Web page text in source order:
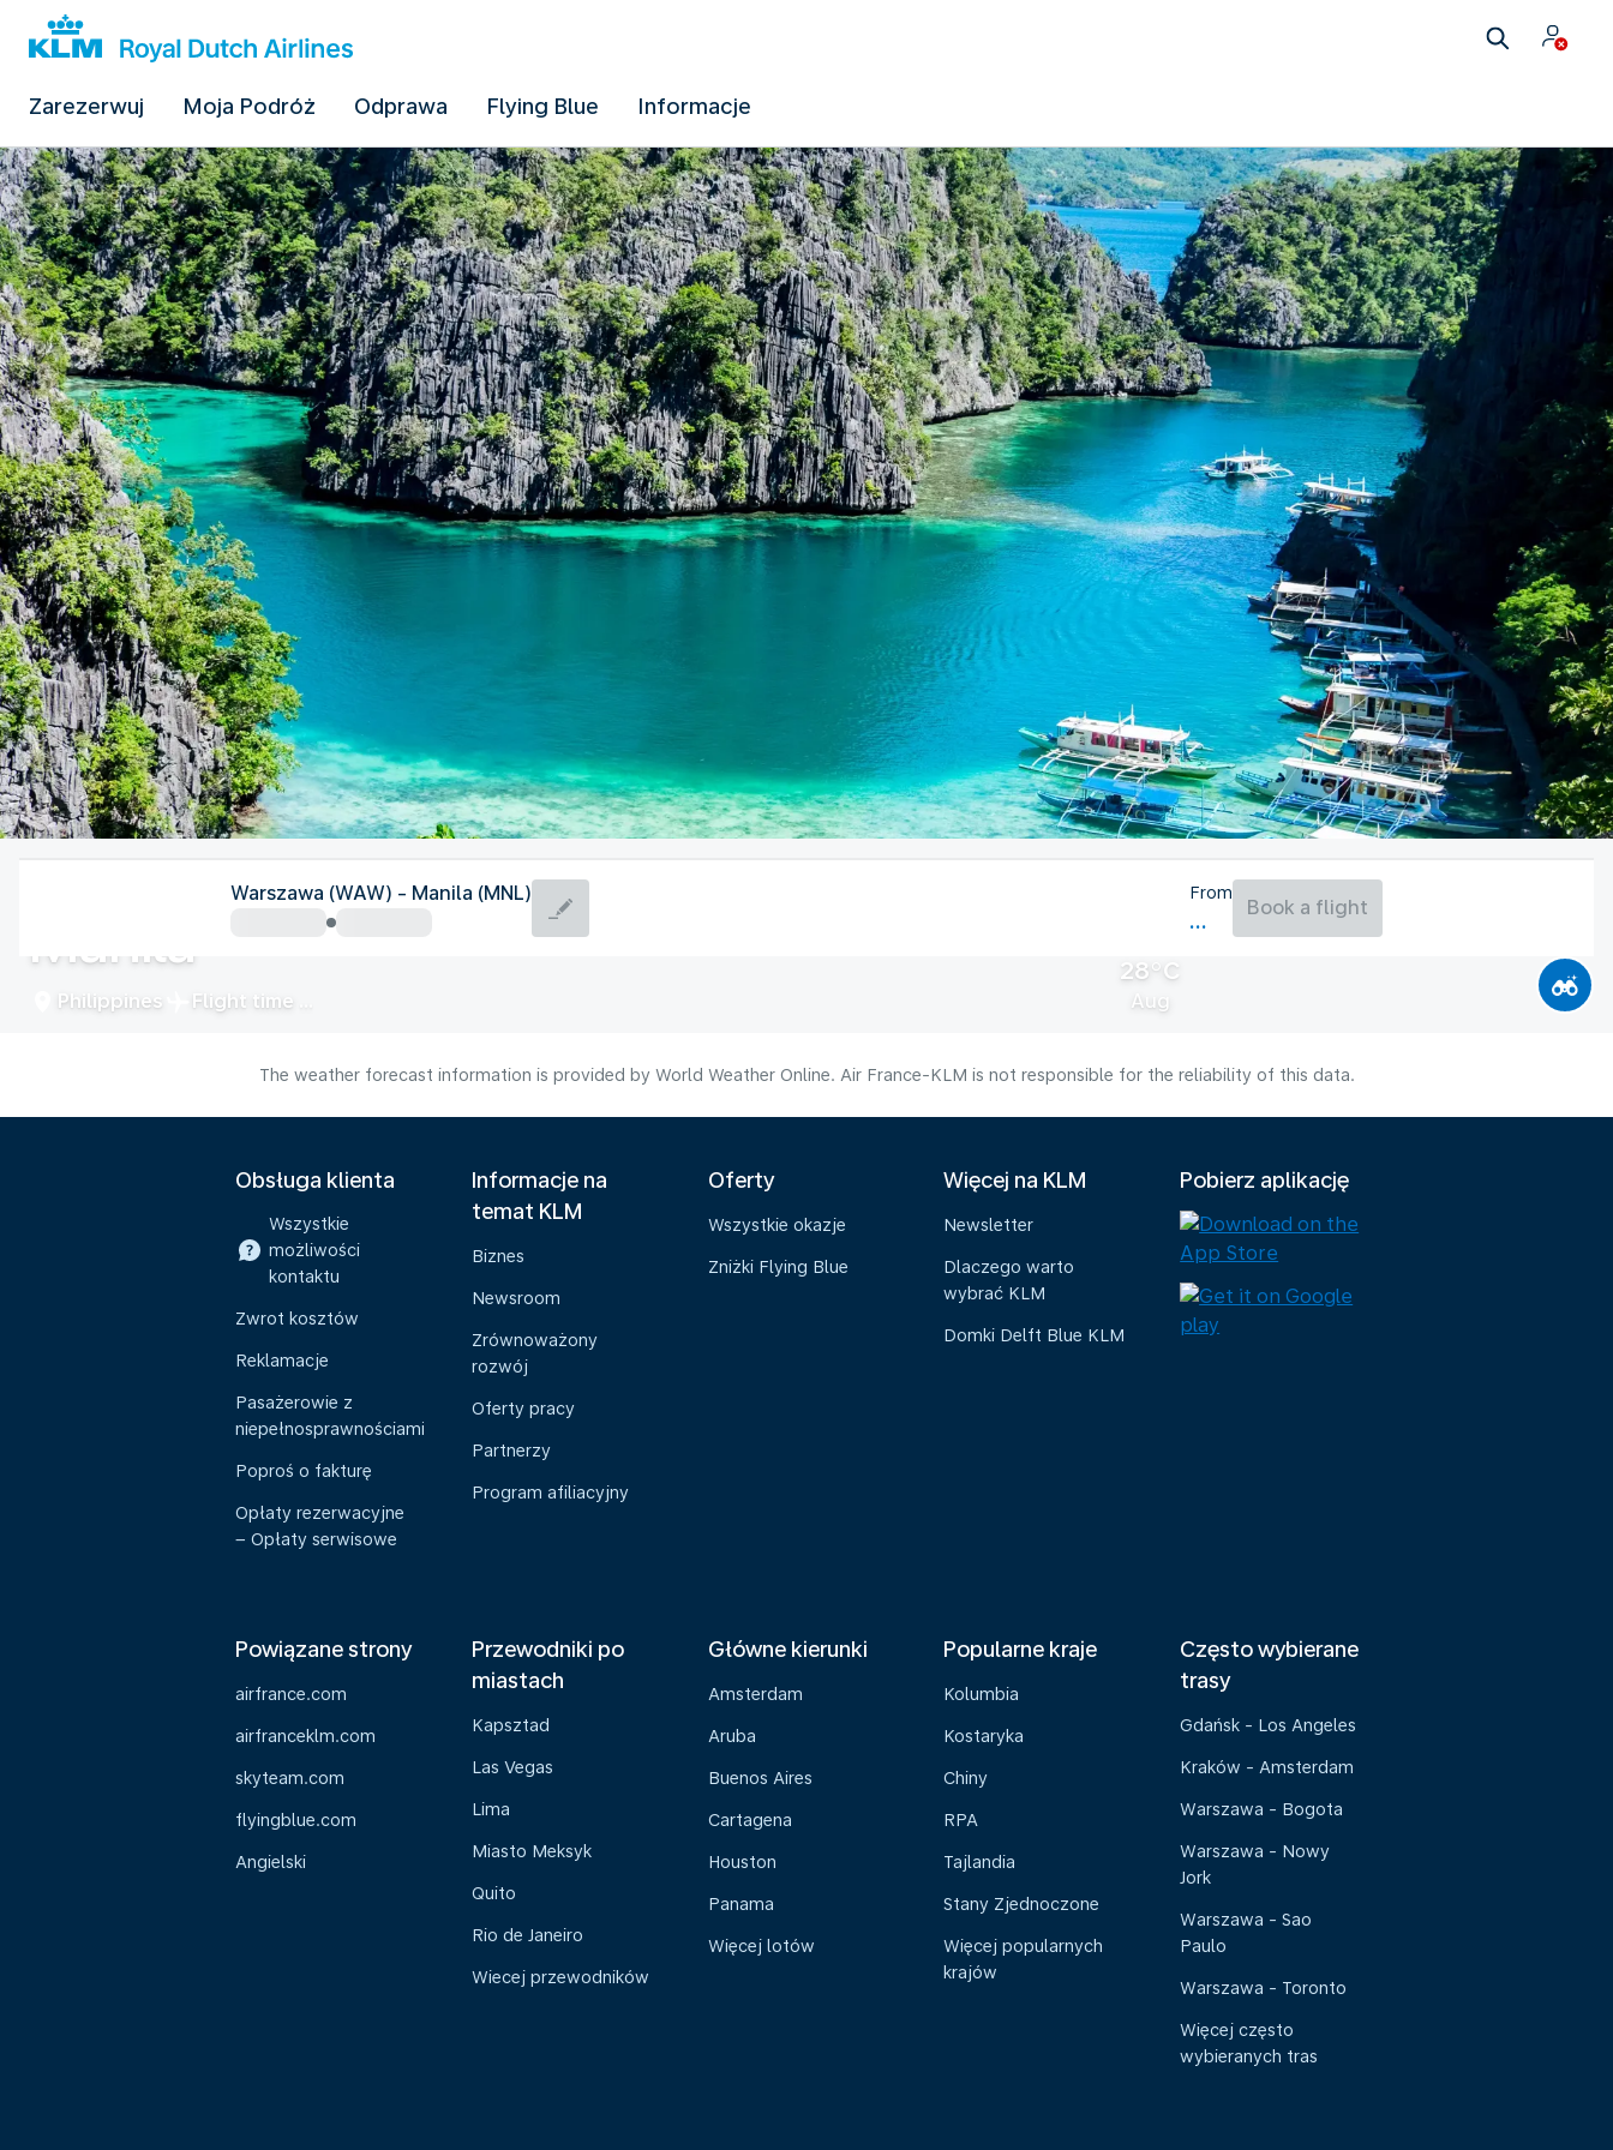
Zarezerwuj Moja Podróż Odprawa Flying Blue Informacje
Manila
Philippines Flight time
28°C
Aug
Warszawa (WAW) - Manila (MNL) From
Book a flight
The weather forecast information is provided by World Weather Online. Air France-KLM is not responsible for the reliability of this data.
Obsługa klienta
Wszystkie
możliwości
kontaktu
Zwrot kosztów
Reklamacje
Pasażerowie z
niepełnosprawnościami
Poproś o fakturę
Opłaty rezerwacyjne
– Opłaty serwisowe
Informacje na
temat KLM
Biznes
Newsroom
Zrównoważony
rozwój
Oferty pracy
Partnerzy
Program afiliacyjny
Oferty
Wszystkie okazje
Zniżki Flying Blue
Więcej na KLM
Newsletter
Dlaczego warto
wybrać KLM
Domki Delft Blue KLM
Pobierz aplikację
Powiązane strony
airfrance.com
airfranceklm.com
skyteam.com
flyingblue.com
Angielski
Przewodniki po
miastach
Kapsztad
Las Vegas
Lima
Miasto Meksyk
Quito
Rio de Janeiro
Wiecej przewodników
Główne kierunki
Amsterdam
Aruba
Buenos Aires
Cartagena
Houston
Panama
Więcej lotów
Popularne kraje
Kolumbia
Kostaryka
Chiny
RPA
Tajlandia
Stany Zjednoczone
Więcej popularnych
krajów
Często wybierane
trasy
Gdańsk - Los Angeles
Kraków - Amsterdam
Warszawa - Bogota
Warszawa - Nowy
Jork
Warszawa - Sao
Paulo
Warszawa - Toronto
Więcej często
wybieranych tras